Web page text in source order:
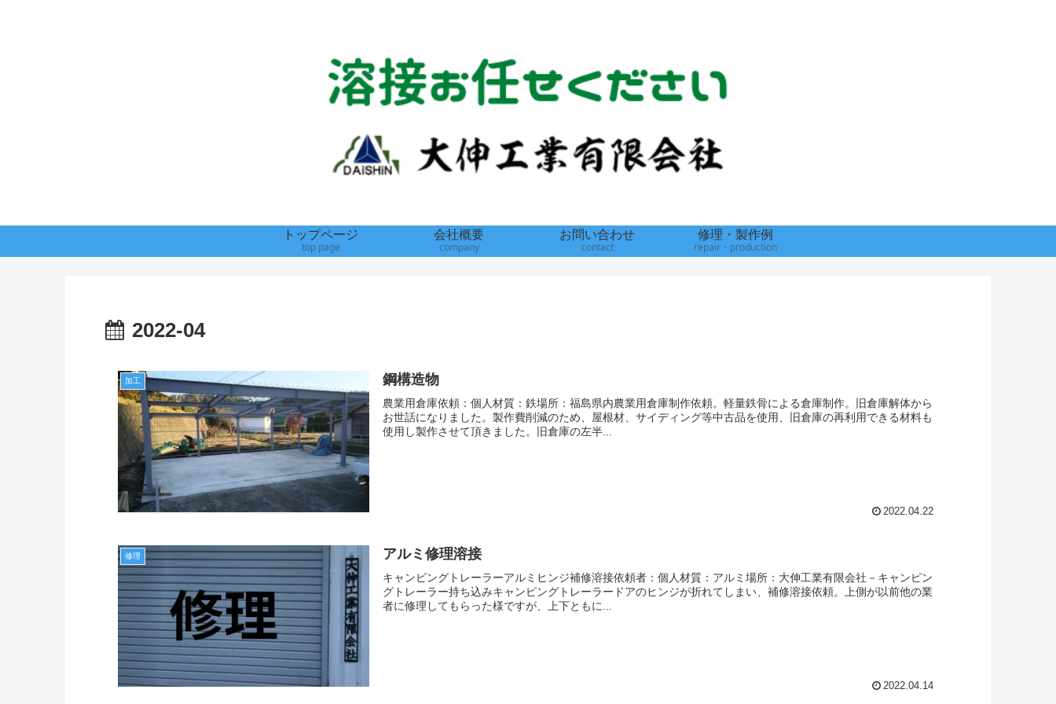
トップページ
top page
会社概要
company
お問い合わせ
contact
修理・製作例
repair・production
2022-04
加工 鋼構造物
農業用倉庫依頼：個人材質：鉄場所：福島県内農業用倉庫制作依頼。軽量鉄骨による倉庫制作。旧倉庫解体から
お世話になりました。製作費削減のため、屋根材、サイディング等中古品を使用、旧倉庫の再利用できる材料も
使用し製作させて頂きました。旧倉庫の左半...
2022.04.22
修理 アルミ修理溶接
キャンピングトレーラーアルミヒンジ補修溶接依頼者：個人材質：アルミ場所：大伸工業有限会社－キャンピン
グトレーラー持ち込みキャンピングトレーラードアのヒンジが折れてしまい、補修溶接依頼。上側が以前他の業
者に修理してもらった様ですが、上下ともに...
2022.04.14